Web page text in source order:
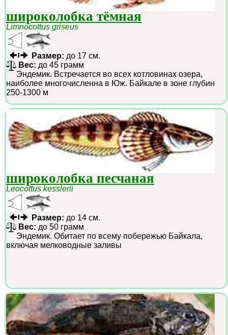
широколобка тёмная
Limnocottus griseus
Размер: до 17 см.
Вес: до 45 грамм
Эндемик. Встречается во всех котловинах озера,
наиболее многочисленна в Юж. Байкале в зоне глубин
250-1300 м
широколобка песчаная
Leocottus kesslerii
Размер: до 14 см.
Вес: до 50 грамм
Эндемик. Обитает по всему побережью Байкала,
включая мелководные заливы